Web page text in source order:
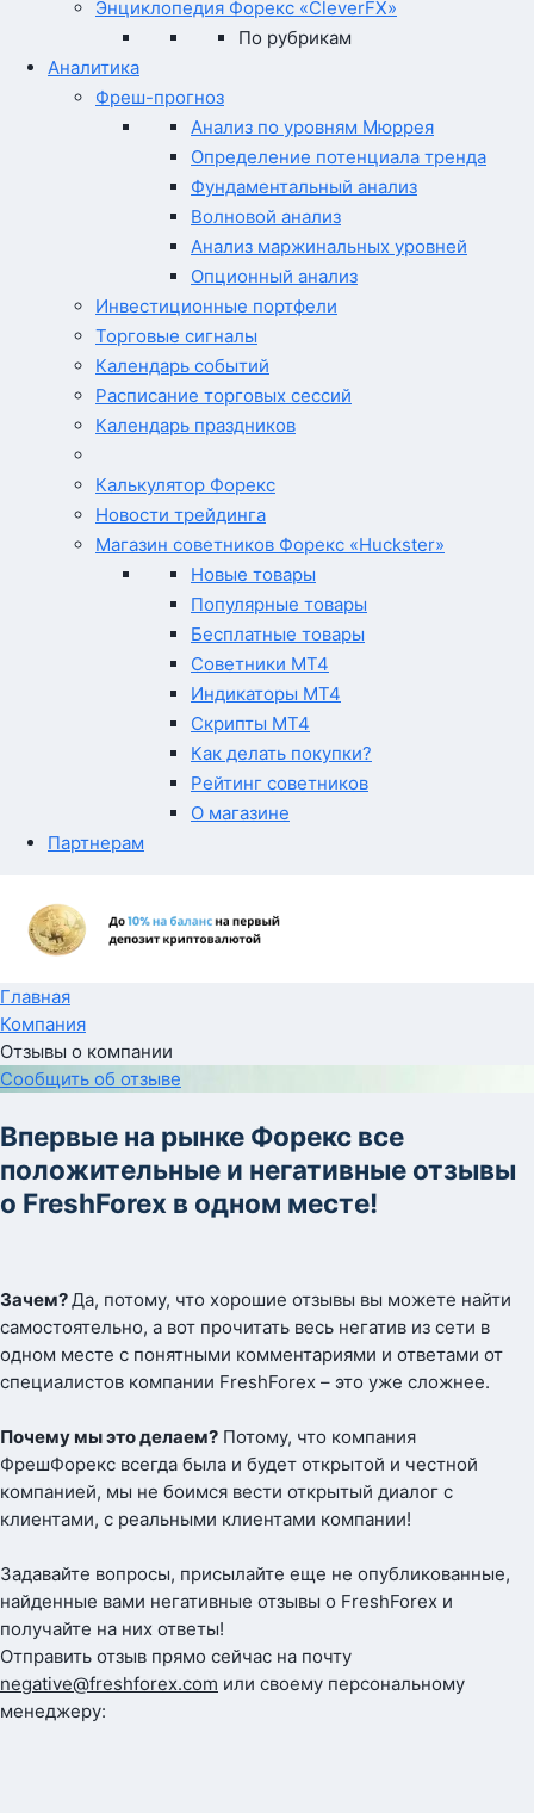
Энциклопедия Форекс «CleverFX»
По рубрикам
Аналитика
Фреш-прогноз
Анализ по уровням Мюррея
Определение потенциала тренда
Фундаментальный анализ
Волновой анализ
Анализ маржинальных уровней
Опционный анализ
Инвестиционные портфели
Торговые сигналы
Календарь событий
Расписание торговых сессий
Календарь праздников
Калькулятор Форекс
Новости трейдинга
Магазин советников Форекс «Huckster»
Новые товары
Популярные товары
Бесплатные товары
Советники MT4
Индикаторы MT4
Скрипты MT4
Как делать покупки?
Рейтинг советников
О магазине
Партнерам
Главная
Компания
Отзывы о компании
Сообщить об отзыве
Впервые на рынке Форекс все
положительные и негативные отзывы
о FreshForex в одном месте!
Зачем? Да, потому, что хорошие отзывы вы можете найти
самостоятельно, а вот прочитать весь негатив из сети в
одном месте с понятными комментариями и ответами от
специалистов компании FreshForex – это уже сложнее.
Почему мы это делаем? Потому, что компания
ФрешФорекс всегда была и будет открытой и честной
компанией, мы не боимся вести открытый диалог с
клиентами, с реальными клиентами компании!
Задавайте вопросы, присылайте еще не опубликованные,
найденные вами негативные отзывы о FreshForex и
получайте на них ответы!
Отправить отзыв прямо сейчас на почту
negative@freshforex.com или своему персональному
менеджеру: